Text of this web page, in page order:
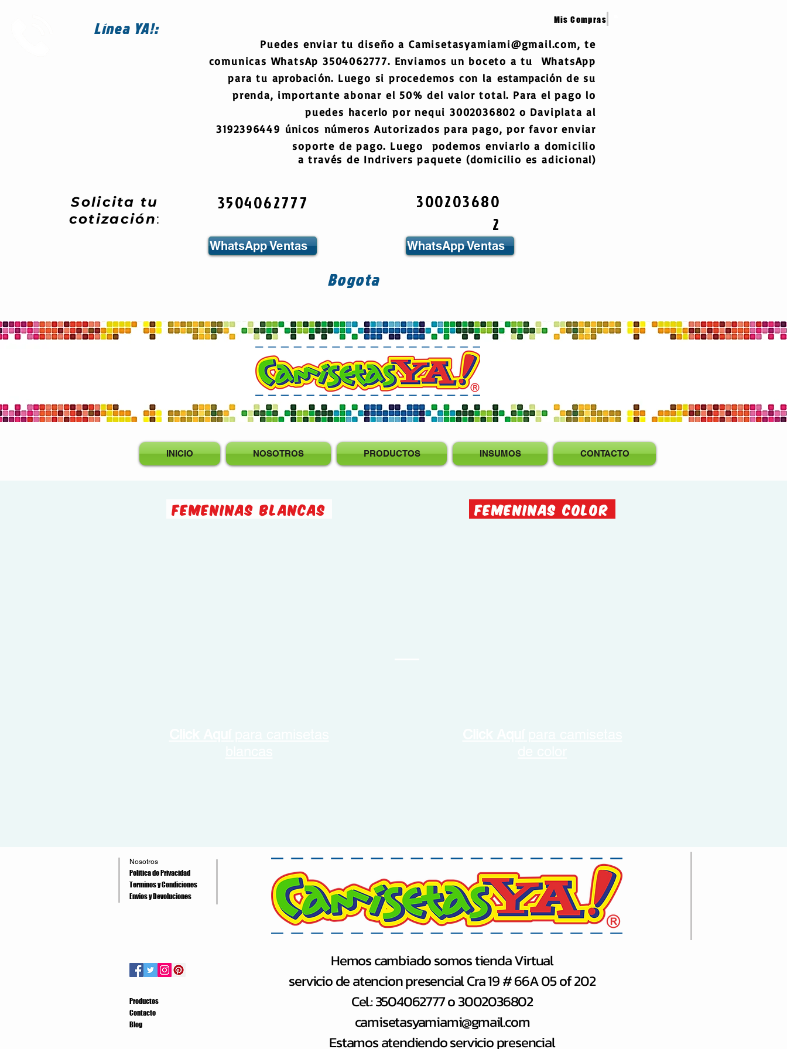
LíneaYA!:
Solicita tu
cotización:
Mis Compras
Puedes enviar tu diseño a Camisetasyamiami@gmail.com, te
comunicas WhatsAp 3504062777. Enviamos un boceto a tu WhatsApp
para tu aprobación. Luego si procedemos con la estampación de su
prenda, importante abonar el 50% del valor total. Para el pago lo
puedes hacerlo por nequi 3002036802 o Daviplata al
3192396449 únicos números Autorizados para pago, por favor enviar
soporte de pago. Luego podemos enviarlo a domicilio
a través de Indrivers paquete (domicilio es adicional)
3504062777
WhatsApp Ventas
Bogota
300203680
2
WhatsApp Ventas
INICIO NOSOTROS PRODUCTOS INSUMOS CONTACTO
FEMENINAS BLANCAS FEMENINAS COLOr
Nosotros
Politica de Privacidad
Terminos y Condiciones
Envios y Devoluciones
Productos
Contacto
Blog
Hemos cambiado somos tienda Virtual
servicio de atencion presencial Cra 19 # 66A 05 of 202
Cel.: 3504062777 o 3002036802
camisetasyamiami@gmail.com
Estamos atendiendo servicio presencial